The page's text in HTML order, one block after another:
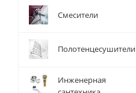
Смесители
Полотенцесушители
Инженерная